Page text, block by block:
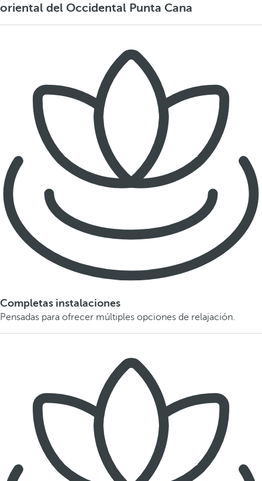
oriental del Occidental Punta Cana
Completas instalaciones
Pensadas para ofrecer múltiples opciones de relajación.